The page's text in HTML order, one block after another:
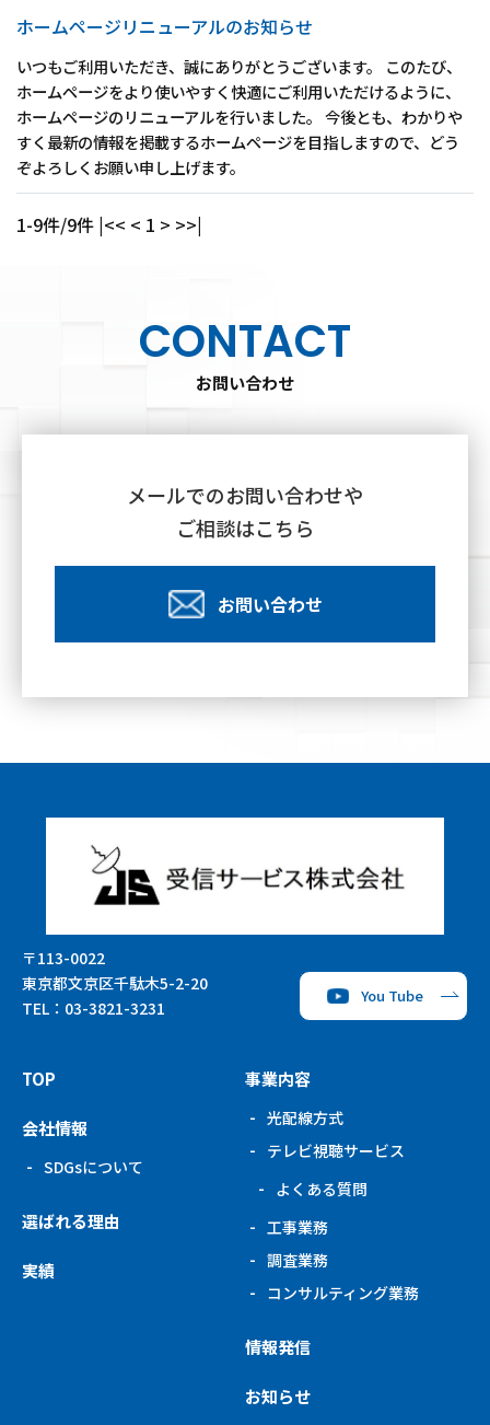
ホームページリニューアルのお知らせ
いつもご利用いただき、誠にありがとうございます。 このたび、
ホームページをより使いやすく快適にご利用いただけるように、
ホームページのリニューアルを行いました。 今後とも、わかりや
すく最新の情報を掲載するホームページを目指しますので、どう
ぞよろしくお願い申し上げます。
1-9件/9件 |<< < 1 > >>|
CONTACT
お問い合わせ
メールでのお問い合わせや
ご相談はこちら
お問い合わせ
〒113-0022
東京都文京区千駄木5-2-20
TEL： 03-3821-3231
You Tube
TOP
会社情報
SDGsについて
選ばれる理由
実績
事業内容
光配線方式
テレビ視聴サービス
よくある質問
工事業務
調査業務
コンサルティング業務
情報発信
お知らせ